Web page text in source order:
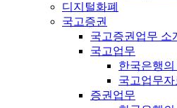
디지털화폐
국고증권
국고증권업무 소
국고업무
한국은행
국고업무자
증권업무